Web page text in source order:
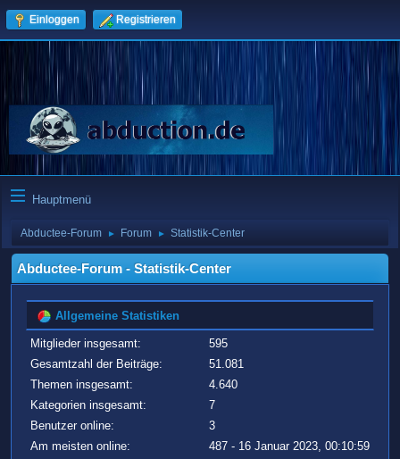
Einloggen Registrieren
Hauptmenü
Abductee-Forum ► Forum ► Statistik-Center
Abductee-Forum - Statistik-Center
Allgemeine Statistiken
Mitglieder insgesamt:
595
Gesamtzahl der Beiträge:
51.081
Themen insgesamt:
4.640
Kategorien insgesamt:
7
Benutzer online:
3
Am meisten online:
487 - 16 Januar 2023, 00:10:59